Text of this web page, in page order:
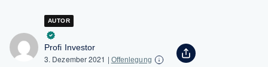
AUTOR
Profi Investor
3. Dezember 2021 | Offenlegung